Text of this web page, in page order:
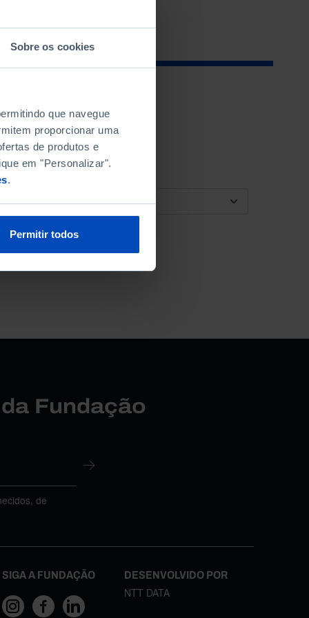
Sobre os cookies
que navegue
proporcionar uma
de produtos e
em "Personalizar".
.
Permitir todos
ORDENAR POR
Fundação
de
SIGA A FUNDAÇÃO DESENVOLVIDO POR
NTT DATA